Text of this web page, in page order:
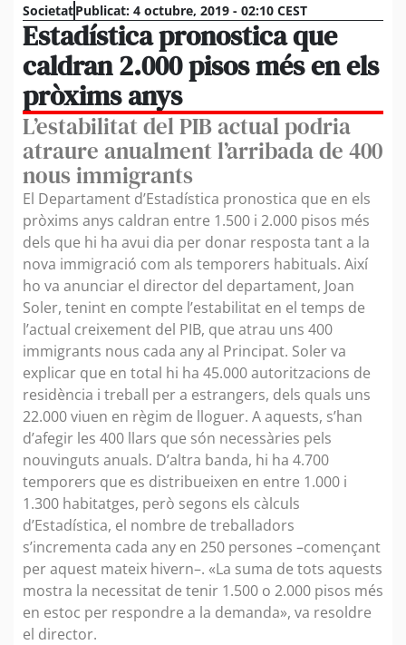
SocietatPublicat: 4 octubre, 2019 - 02:10 CEST
Estadística pronostica que
caldran 2.000 pisos més en els
pròxims anys
L’estabilitat del PIB actual podria
atraure anualment l’arribada de 400
nous immigrants
El Departament d’Estadística pronostica que en els
pròxims anys caldran entre 1.500 i 2.000 pisos més
dels que hi ha avui dia per donar resposta tant a la
nova immigració com als temporers habituals. Així
ho va anunciar el director del departament, Joan
Soler, tenint en compte l’estabilitat en el temps de
l’actual creixement del PIB, que atrau uns 400
immigrants nous cada any al Principat. Soler va
explicar que en total hi ha 45.000 autoritzacions de
residència i treball per a estrangers, dels quals uns
22.000 viuen en règim de lloguer. A aquests, s’han
d’afegir les 400 llars que són necessàries pels
nouvinguts anuals. D’altra banda, hi ha 4.700
temporers que es distribueixen en entre 1.000 i
1.300 habitatges, però segons els càlculs
d’Estadística, el nombre de treballadors
s’incrementa cada any en 250 persones –començant
per aquest mateix hivern–. «La suma de tots aquests
mostra la necessitat de tenir 1.500 o 2.000 pisos més
en estoc per respondre a la demanda», va resoldre
el director.